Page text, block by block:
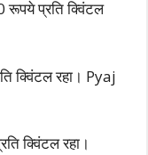
रूपये प्रति क्विंटल
क्विंटल रहा। Pyaj
क्विंटल रहा।